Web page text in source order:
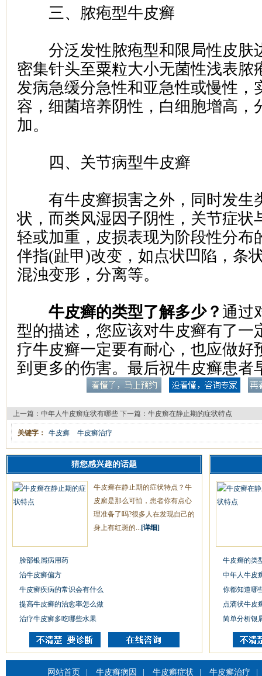
三、脓疱型牛皮癣
分泛发性脓疱型和限局性皮肤
密集针头至粟粒大小无菌性浅表脓
发病急缓分急性和亚急性或慢性，
容，细菌培养阴性，白细胞增高，
加。
四、关节病型牛皮癣
有牛皮癣损害之外，同时发生
状，而类风湿因子阴性，关节症状
轻或加重，皮损表现为阶段性分布
伴指(趾甲)改变，如点状凹陷，条
混浊变形，分离等。
牛皮癣的类型了解多少？ 通过
型的描述，您应该对牛皮癣有了一
疗牛皮癣一定要有耐心，也应做好
到更多的伤害。最后祝牛皮癣患者
上一篇： 中年人牛皮癣症状有哪些 下一篇： 牛皮癣在静止期的症状特点
关键字： 牛皮癣 牛皮癣治疗
猜您感兴趣的话题
牛皮癣在静止期的症状特点？牛
皮廯是那么可怕，患者你有点心
理准备了吗?很多人在发现自己的
身上有红斑的... [详细]
脸部银屑病用药
治牛皮癣偏方
牛皮癣疾病的常识会有什么
提高牛皮癣的治愈率怎么做
治疗牛皮癣多吃哪些水果
牛皮癣的类
中年人牛皮
你都知道哪
点滴状牛皮
简单分析银
网站首页 牛皮癣病因 牛皮癣症状 牛皮癣治疗